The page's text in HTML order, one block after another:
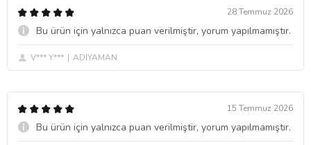
28 Temmuz 2026
Bu ürün için yalnızca puan verilmiştir, yorum yapılmamıştır.
V*** Y*** ADIYAMAN
15 Temmuz 2026
Bu ürün için yalnızca puan verilmiştir, yorum yapılmamıştır.